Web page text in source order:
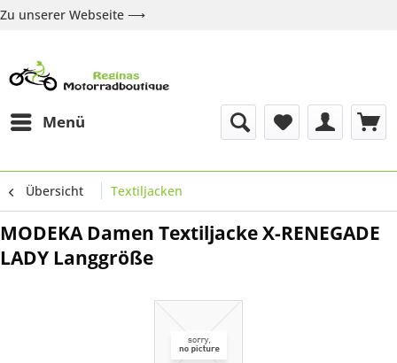
Zu unserer Webseite ⟶
Menü
Übersicht Textiljacken
MODEKA Damen Textiljacke X-RENEGADE
LADY Langgröße